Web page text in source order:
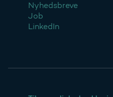
Nyhedsbreve
Job
LinkedIn